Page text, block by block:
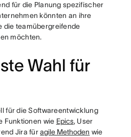
für die Planung spezifischer
könnten an ihre
die teamübergreifende
möchten.
Wahl für
für die Softwareentwicklung
Funktionen wie Epics, User
Jira füragile Methoden wie